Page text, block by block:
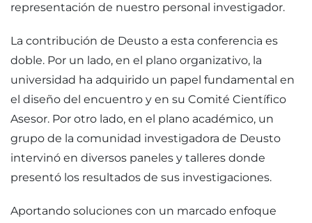
representación de nuestro personal investigador.
La contribución de Deusto a esta conferencia es
doble. Por un lado, en el plano organizativo, la
universidad ha adquirido un papel fundamental en
el diseño del encuentro y en su Comité Científico
Asesor. Por otro lado, en el plano académico, un
grupo de la comunidad investigadora de Deusto
intervinó en diversos paneles y talleres donde
presentó los resultados de sus investigaciones.
Aportando soluciones con un marcado enfoque